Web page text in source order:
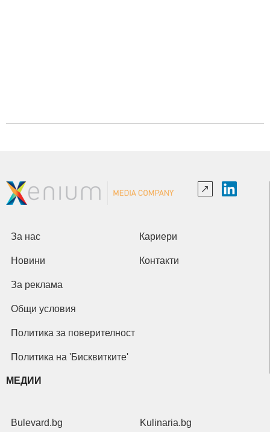
За нас Кариери
Новини Контакти
За реклама
Общи условия
Политика за поверителност
Политика на 'Бисквитките'
МЕДИИ
Bulevard.bg Kulinaria.bg